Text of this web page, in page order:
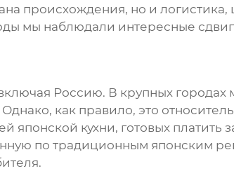
происхождения, но и
мы наблюдали интересные
Россию. В крупных
как правило, это
кухни, готовых платить
по традиционным японским